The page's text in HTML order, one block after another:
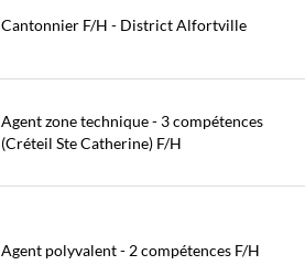
Cantonnier F/H - District Alfortville
Agent zone technique - 3 compétences
(Créteil Ste Catherine) F/H
Agent polyvalent - 2 compétences F/H